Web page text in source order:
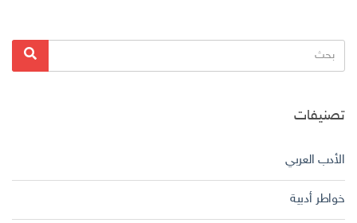
البحث
عن:
بحث
تصنيفات
الأدب العربي
خواطر أدبية